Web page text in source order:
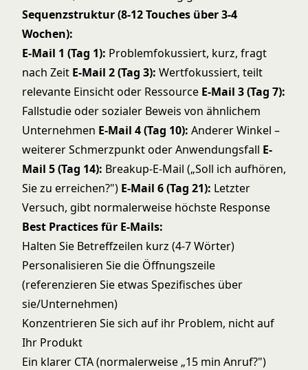
Sequenzstruktur (8-12 Touches über 3-4
Wochen):
E-Mail 1 (Tag 1): Problemfokussiert, kurz, fragt
nach Zeit E-Mail 2 (Tag 3): Wertfokussiert, teilt
relevante Einsicht oder Ressource E-Mail 3 (Tag 7):
Fallstudie oder sozialer Beweis von ähnlichem
Unternehmen E-Mail 4 (Tag 10): Anderer Winkel –
weiterer Schmerzpunkt oder Anwendungsfall E-
Mail 5 (Tag 14): Breakup-E-Mail („Soll ich aufhören,
Sie zu erreichen?") E-Mail 6 (Tag 21): Letzter
Versuch, gibt normalerweise höchste Response
Best Practices für E-Mails:
Halten Sie Betreffzeilen kurz (4-7 Wörter)
Personalisieren Sie die Öffnungszeile
(referenzieren Sie etwas Spezifisches über
sie/Unternehmen)
Konzentrieren Sie sich auf ihr Problem, nicht auf
Ihr Produkt
Ein klarer CTA (normalerweise „15 min Anruf?")